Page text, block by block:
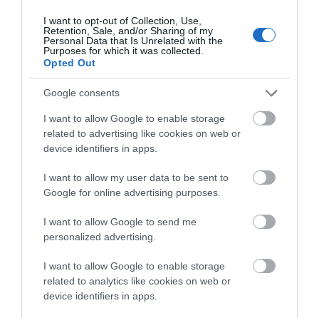
I want to opt-out of Collection, Use,
Retention, Sale, and/or Sharing of my
Personal Data that Is Unrelated with the
Purposes for which it was collected.
Opted Out
Google consents
I want to allow Google to enable storage
related to advertising like cookies on web or
device identifiers in apps.
I want to allow my user data to be sent to
Google for online advertising purposes.
I want to allow Google to send me
personalized advertising.
I want to allow Google to enable storage
related to analytics like cookies on web or
device identifiers in apps.
ΚΑΠΑΚΙ ΓΙΑ KEYSTONE HOLES
S0171
Κωδικός κατασκευαστή:
DN-BLIND-SW